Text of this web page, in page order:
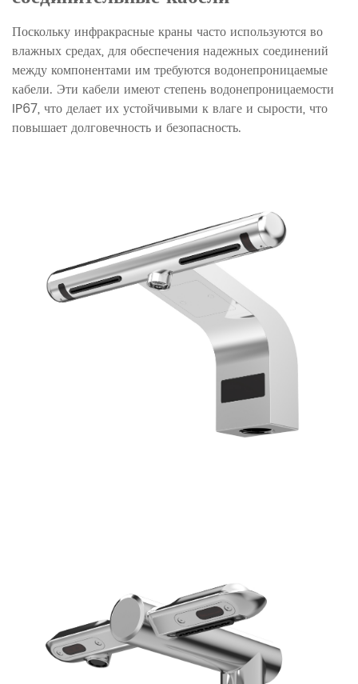
Поскольку инфракрасные краны часто используются во
влажных средах, для обеспечения надежных соединений
между компонентами им требуются водонепроницаемые
кабели. Эти кабели имеют степень водонепроницаемости
IP67, что делает их устойчивыми к влаге и сырости, что
повышает долговечность и безопасность.